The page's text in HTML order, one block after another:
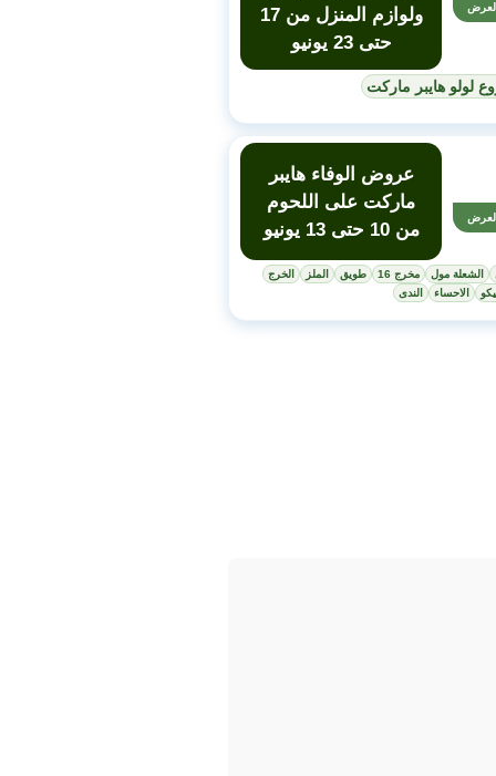
ولوازم المنزل من 17
حتى 23 يونيو
لولو هايبر ماركت
عروض الوفاء هايبر
ماركت على اللحوم
من 10 حتى 13 يونيو
الشعلة مول مخرج 16 طويق الملز
الخرج
الاحساء الندى